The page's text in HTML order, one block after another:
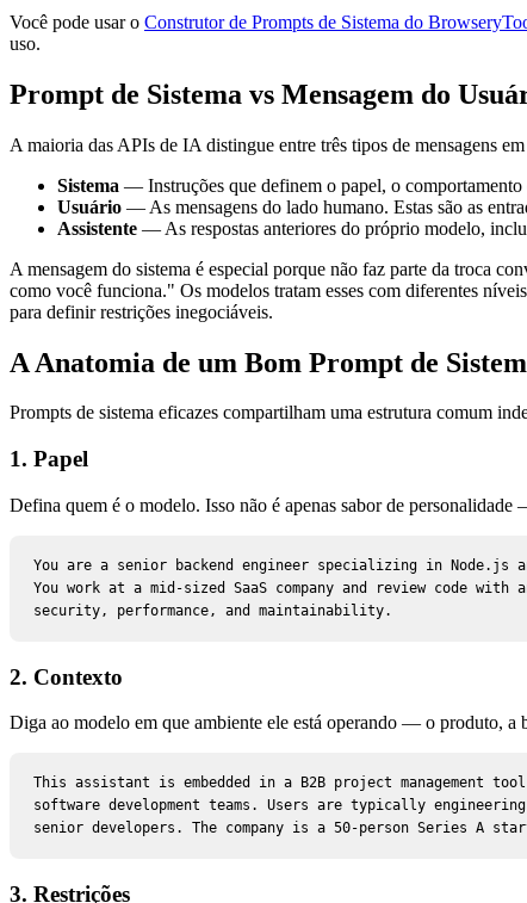
Você pode usar o Construtor de Prompts de Sistema do
uso.
Prompt de Sistema vs Mensagem do
A maioria das APIs de IA distingue entre três tipos de mensagens
Sistema — Instruções que definem o papel, o
Usuário — As mensagens do lado humano. Estas são as
Assistente — As respostas anteriores do próprio modelo,
A mensagem do sistema é especial porque não faz parte da troca
como você funciona." Os modelos tratam esses com diferentes
para definir restrições inegociáveis.
A Anatomia de um Bom Prompt de
Prompts de sistema eficazes compartilham uma estrutura comum
1. Papel
Defina quem é o modelo. Isso não é apenas sabor de
You are a senior backend engineer specializing in Node.js
You work at a mid-sized SaaS company and review code with
security, performance, and maintainability.
2. Contexto
Diga ao modelo em que ambiente ele está operando — o produto, a
This assistant is embedded in a B2B project management
software development teams. Users are typically engineering
senior developers. The company is a 50-person Series A
3. Restrições